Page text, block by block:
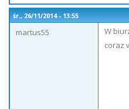
śr., 26/11/2014 - 13:55
martus55
W
coraz